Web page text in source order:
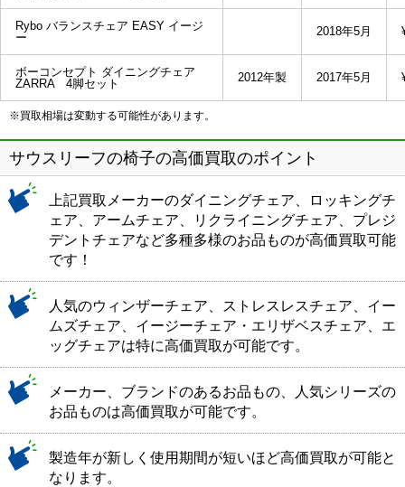
Rybo バランスチェア EASY イージ
ー
2018年5月
ボーコンセプト ダイニングチェア
ZARRA 4脚セット
2012年製 2017年5月
※買取相場は変動する可能性があります。
サウスリーフの椅子の高価買取のポイント
上記買取メーカーのダイニングチェア、ロッキングチ
ェア、アームチェア、リクライニングチェア、プレジ
デントチェアなど多種多様のお品ものが高価買取可能
です！
人気のウィンザーチェア、ストレスレスチェア、イー
ムズチェア、イージーチェア・エリザベスチェア、エ
ッグチェアは特に高価買取が可能です。
メーカー、ブランドのあるお品もの、人気シリーズの
お品ものは高価買取が可能です。
製造年が新しく使用期間が短いほど高価買取が可能と
なります。